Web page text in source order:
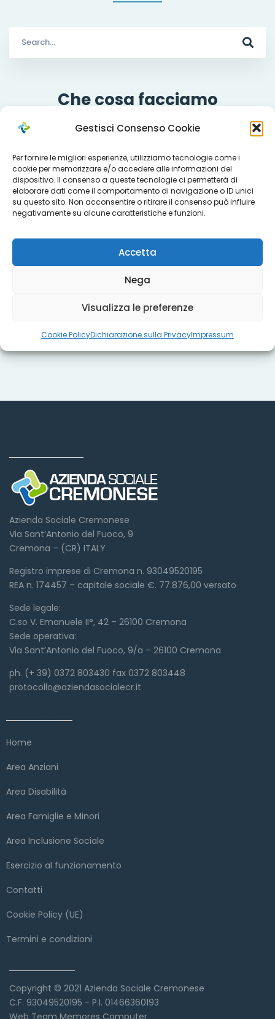
Gestisci Consenso Cookie
Per fornire le migliori esperienze, utilizziamo tecnologie come i
cookie per memorizzare e/o accedere alle informazioni del
dispositivo. Il consenso a queste tecnologie ci permetterà di
elaborare dati come il comportamento di navigazione o ID unici
su questo sito. Non acconsentire o ritirare il consenso può influire
negativamente su alcune caratteristiche e funzioni.
Accetta
Nega
Visualizza le preferenze
Cookie PolicyDichiarazione sulla PrivacyImpressum
for:
Che cosa facciamo
Servizi
Progetti
Misure regionali
Azienda Sociale Cremonese
Via Sant’Antonio del Fuoco, 9
Cremona – (CR) ITALY
Registro imprese di Cremona n. 93049520195
REA n. 174457 – capitale sociale €. 77.876,00 versato
Sede legale:
C.so V. Emanuele II°, 42 – 26100 Cremona
Sede operativa:
Via Sant’Antonio del Fuoco, 9/a – 26100 Cremona
ph. (+ 39) 0372 803430 fax 0372 803448
protocollo@aziendasocialecr.it
Home
Area Anziani
Area Disabilità
Area Famiglie e Minori
Area Inclusione Sociale
Esercizio al funzionamento
Contatti
Cookie Policy (UE)
Termini e condizioni
Copyright © 2021 Azienda Sociale Cremonese
C.F. 93049520195 - P.I. 01466360193
Web Team Memores Computer